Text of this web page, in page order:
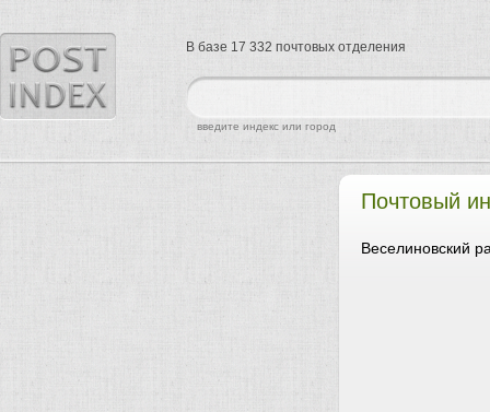
Почтовый
Веселиновский
найти
введите индекс или город
В базе 17 332 почтовых отделения